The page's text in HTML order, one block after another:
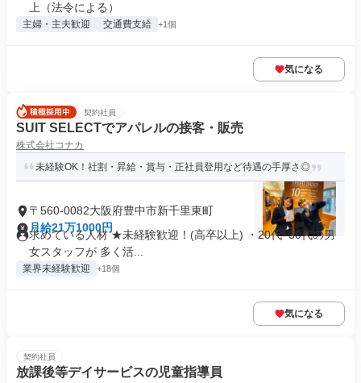
上（法令による）
主婦・主夫歓迎 交通費支給 +1個
気になる
契約社員
SUIT SELECTでアパレルの接客・販売
株式会社コナカ
未経験OK！社割・昇給・賞与・正社員登用など待遇の手厚さ◎
〒560-0082大阪府豊中市新千里東町
月給21万1000円
求めている人材 ★未経験歓迎！(高卒以上) ・20代~30代の男
女スタッフが 多く活...
業界未経験歓迎 +18個
気になる
契約社員
放課後等デイサービスの児童指導員